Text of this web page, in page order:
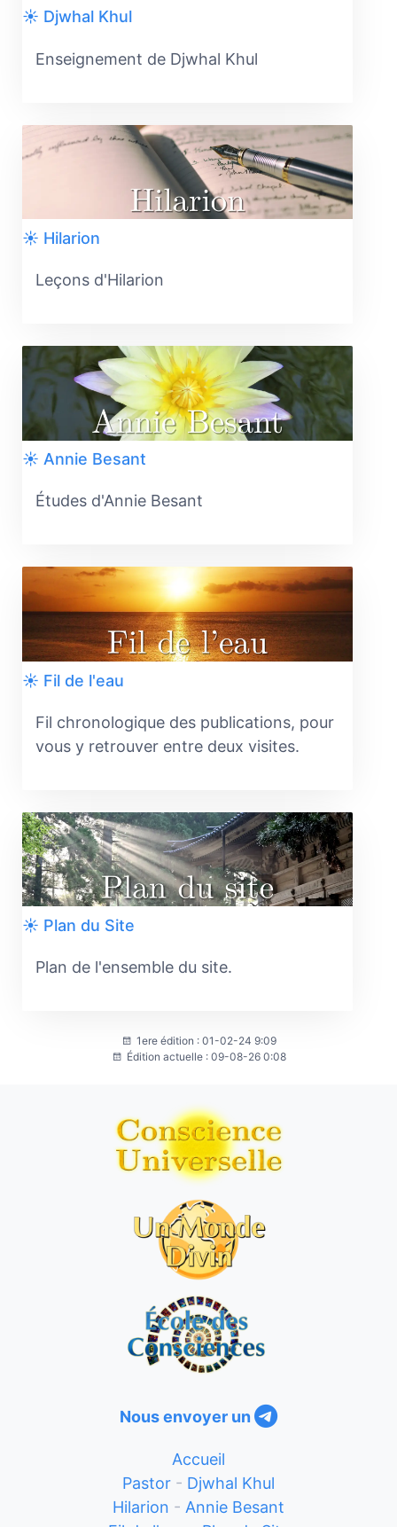
☀️ Djwhal Khul
Enseignement de Djwhal Khul
☀️ Hilarion
Leçons d'Hilarion
☀️ Annie Besant
Études d'Annie Besant
☀️ Fil de l'eau
Fil chronologique des publications, pour
vous y retrouver entre deux visites.
☀️ Plan du Site
Plan de l'ensemble du site.
1ere édition : 01-02-24 9:09
Édition actuelle : 09-08-26 0:08
Nous envoyer un
Accueil
Pastor - Djwhal Khul
Hilarion - Annie Besant